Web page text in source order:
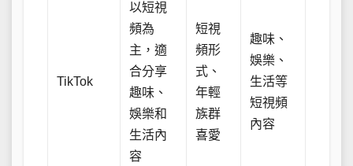
TikTok
以短視
頻為
主，適
合分享
趣味、
娛樂和
生活內
容
短視
頻形
式、
年輕
族群
喜愛
趣味、
娛樂、
生活等
短視頻
內容